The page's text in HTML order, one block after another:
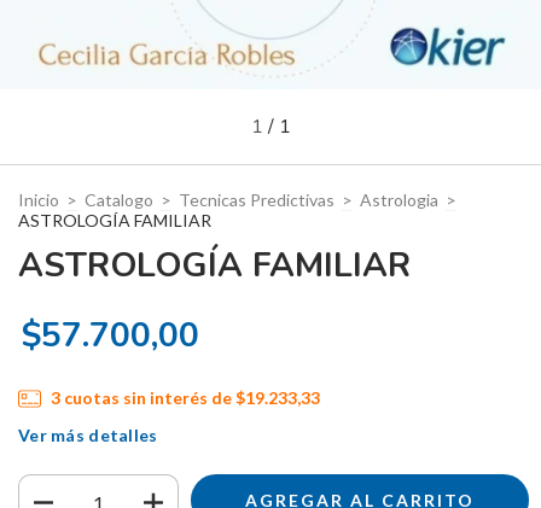
1 / 1
Inicio > Catalogo > Tecnicas Predictivas > Astrologia >
ASTROLOGÍA FAMILIAR
ASTROLOGÍA FAMILIAR
$57.700,00
3 cuotas sin interés de$19.233,33
Ver más detalles